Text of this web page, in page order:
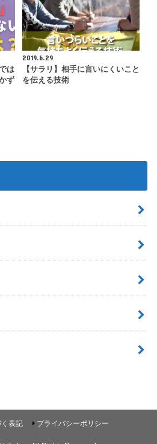
は
ず
2019.6.29
【サラリ】相手に言いにくいこと
を伝える技術
表記 プライバシーポリシー